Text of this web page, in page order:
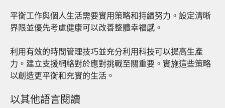
平衡工作與個人生活需要實用策略和持續努力。設定清晰
界限並優先考慮健康可以改善整體幸福感。
利用有效的時間管理技巧並充分利用科技可以提高生產
力。建立支援網絡對於應對挑戰至關重要。實施這些策略
以創造更平衡和充實的生活。
以其他語言閱讀